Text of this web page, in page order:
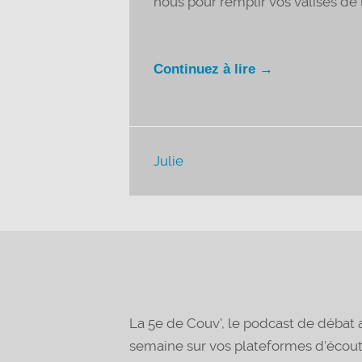
Continuez à lire →
Julie
La 5e de Couv', le podcast de
semaine sur vos plateformes